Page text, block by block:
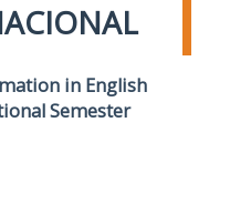
in English
Semester